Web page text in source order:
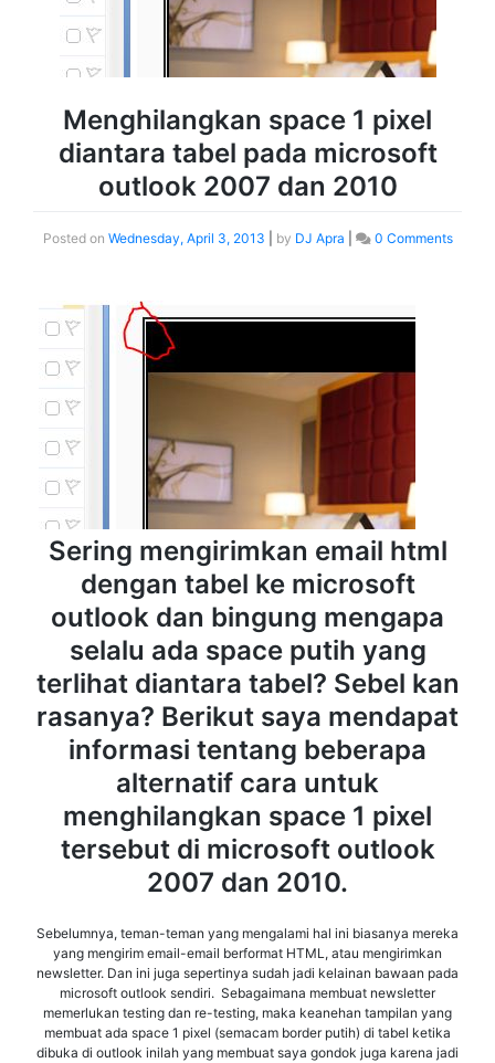
Menghilangkan space 1 pixel
diantara tabel pada microsoft
outlook 2007 dan 2010
Posted on Wednesday, April 3, 2013 by DJ Apra 0 Comments
Sering mengirimkan email html
dengan tabel ke microsoft
outlook dan bingung mengapa
selalu ada space putih yang
terlihat diantara tabel? Sebel kan
rasanya? Berikut saya mendapat
informasi tentang beberapa
alternatif cara untuk
menghilangkan space 1 pixel
tersebut di microsoft outlook
2007 dan 2010.
Sebelumnya, teman-teman yang mengalami hal ini biasanya mereka
yang mengirim email-email berformat HTML, atau mengirimkan
newsletter. Dan ini juga sepertinya sudah jadi kelainan bawaan pada
microsoft outlook sendiri. Sebagaimana membuat newsletter
memerlukan testing dan re-testing, maka keanehan tampilan yang
membuat ada space 1 pixel (semacam border putih) di tabel ketika
dibuka di outlook inilah yang membuat saya gondok juga karena jadi